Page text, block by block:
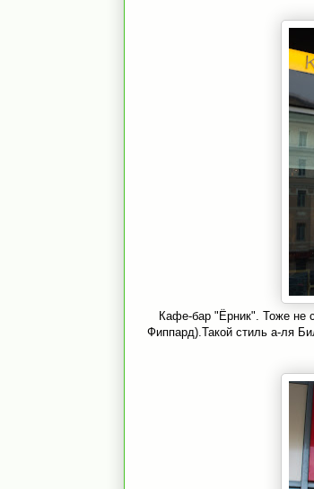
Кафе-бар "Ёрник". Тоже не
Фиппард).Такой стиль а-ля